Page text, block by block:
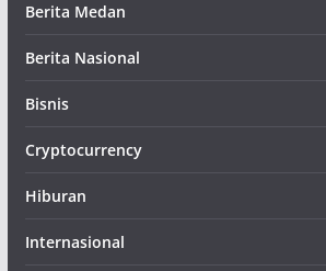
Berita Medan
Berita Nasional
Bisnis
Cryptocurrency
Hiburan
Internasional